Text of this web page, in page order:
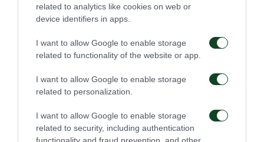
related to analytics like cookies on web or
device identifiers in apps.
I want to allow Google to enable storage
related to functionality of the website or app.
I want to allow Google to enable storage
related to personalization.
I want to allow Google to enable storage
related to security, including authentication
functionality and fraud prevention, and other